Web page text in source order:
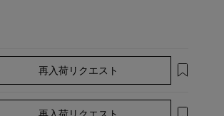
再入荷リクエスト